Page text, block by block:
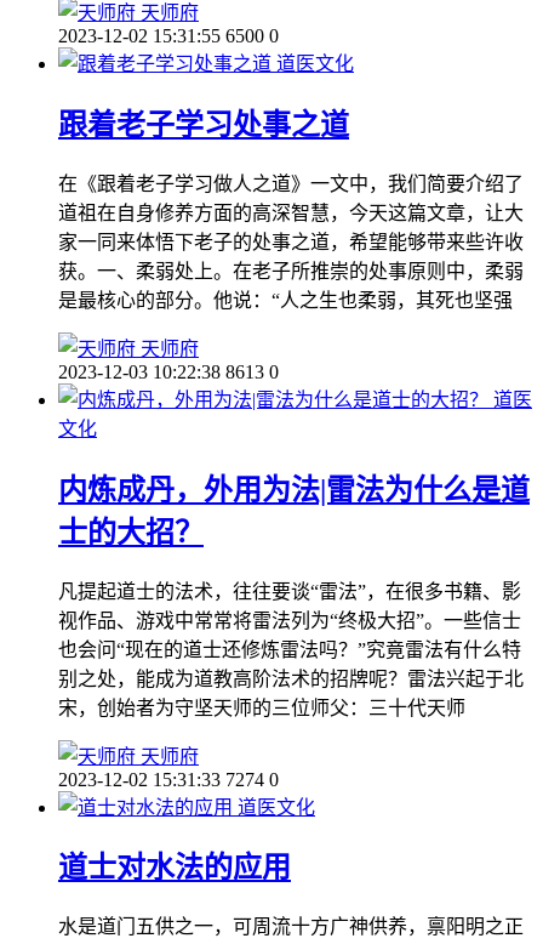
天师府
2023-12-02 15:31:55 6500 0
道医文化
跟着老子学习处事之道
在《跟着老子学习做人之道》一文中，我们简要介绍了
道祖在自身修养方面的高深智慧，今天这篇文章，让大
家一同来体悟下老子的处事之道，希望能够带来些许收
获。一、柔弱处上。在老子所推崇的处事原则中，柔弱
是最核心的部分。他说：“人之生也柔弱，其死也坚强
天师府
2023-12-03 10:22:38 8613 0
道医
文化
内炼成丹，外用为法|雷法为什么是道
士的大招？
凡提起道士的法术，往往要谈“雷法”，在很多书籍、影
视作品、游戏中常常将雷法列为“终极大招”。一些信士
也会问“现在的道士还修炼雷法吗？”究竟雷法有什么特
别之处，能成为道教高阶法术的招牌呢？雷法兴起于北
宋，创始者为守坚天师的三位师父：三十代天师
天师府
2023-12-02 15:31:33 7274 0
道医文化
道士对水法的应用
水是道门五供之一，可周流十方广神供养，禀阳明之正